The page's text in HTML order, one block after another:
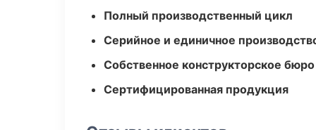
Полный производственный цикл
Серийное и единичное
Собственное конструкторское бюро
Сертифицированная продукция